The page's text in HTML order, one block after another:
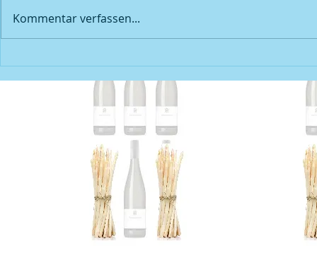
| und alles
Hängematte
Kommentar verfassen...